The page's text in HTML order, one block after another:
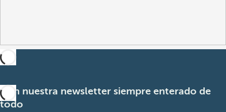
Con nuestra newsletter siempre enterado de
todo